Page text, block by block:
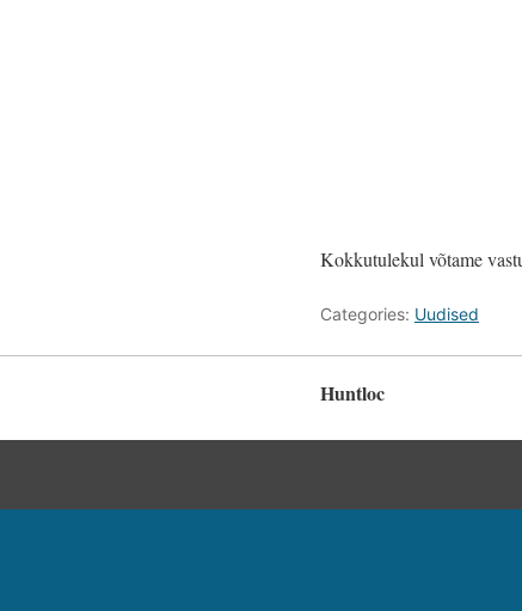
Kokkutulekul võtame
Categories: Uudised
Huntloc